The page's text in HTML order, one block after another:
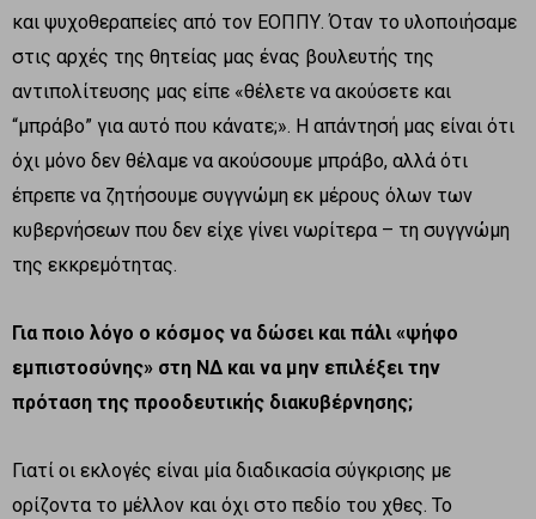
και ψυχοθεραπείες από τον ΕΟΠΠΥ. Όταν το υλοποιήσαμε
στις αρχές της θητείας μας ένας βουλευτής της
αντιπολίτευσης μας είπε «θέλετε να ακούσετε και
“μπράβο” για αυτό που κάνατε;». Η απάντησή μας είναι ότι
όχι μόνο δεν θέλαμε να ακούσουμε μπράβο, αλλά ότι
έπρεπε να ζητήσουμε συγγνώμη εκ μέρους όλων των
κυβερνήσεων που δεν είχε γίνει νωρίτερα – τη συγγνώμη
της εκκρεμότητας.
Για ποιο λόγο ο κόσμος να δώσει και πάλι «ψήφο
εμπιστοσύνης» στη ΝΔ και να μην επιλέξει την
πρόταση της προοδευτικής διακυβέρνησης;
Γιατί οι εκλογές είναι μία διαδικασία σύγκρισης με
ορίζοντα το μέλλον και όχι στο πεδίο του χθες. Το